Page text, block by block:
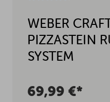
WEBER
PIZZASTEIN
SYSTEM
69,99 €*